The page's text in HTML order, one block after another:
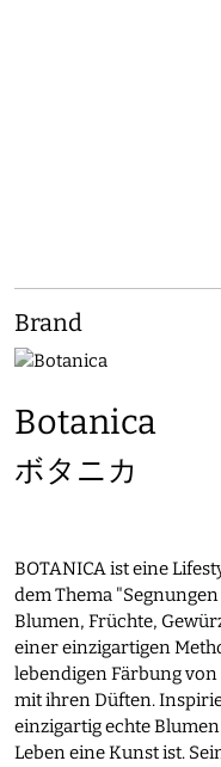
Brand
Botanica
ボタニカ
BOTANICA ist eine
dem Thema
Blumen, Früchte,
einer einzigartigen
lebendigen Färbung
mit ihren Düften.
einzigartig echte
Leben eine Kunst ist.